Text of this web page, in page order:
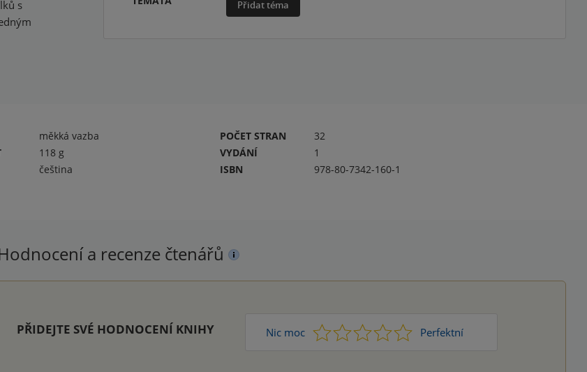
s
Přidat téma
měkká vazba
118 g
čeština
POČET STRAN
32
VYDÁNÍ
1
ISBN
978-80-7342-160-1
a recenze čtenářů
PŘIDEJTE SVÉ HODNOCENÍ KNIHY Nic moc 1 2 3 4 Perfektní
5